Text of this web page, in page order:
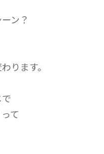
ン？
ります。
て